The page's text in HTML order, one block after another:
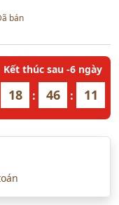
bán
Kết thúc sau -6 ngày
18 : 46 : 09